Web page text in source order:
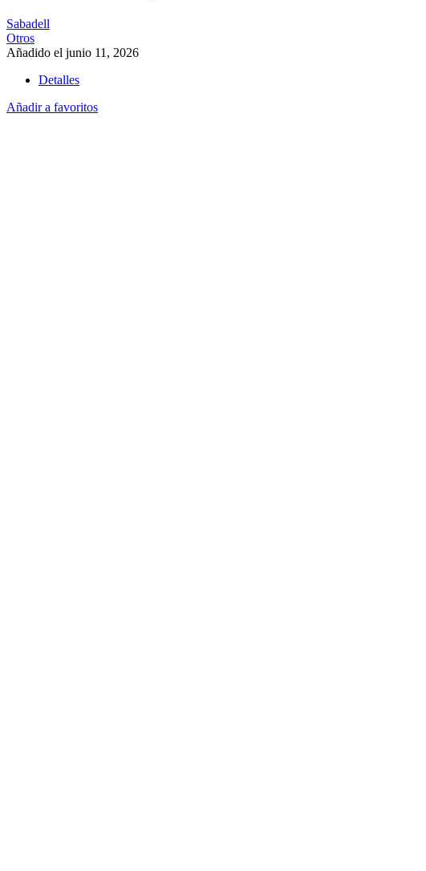
Sabadell
Otros
Añadido el junio 11, 2026
Detalles
Añadir a favoritos